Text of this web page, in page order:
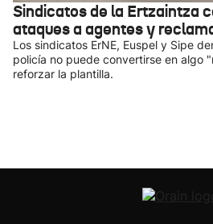
Sindicatos de la Ertzaintza
ataques a agentes y
Los sindicatos ErNE, Euspel y Sipe
policía no puede convertirse en algo
reforzar la plantilla.